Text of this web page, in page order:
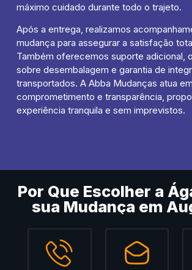
máximo cuidado durante todo o trajeto.
Após a entrega, realizamos
mudança para assegurar a satisfação
Também oferecemos suporte adicional,
sobre desembalagem e garantia de
transportados. A Abba Mudanças atua
comprometimento e transparência,
experiência tranquila e sem imprevistos.
Por Que Escolher a
sua Mudança em